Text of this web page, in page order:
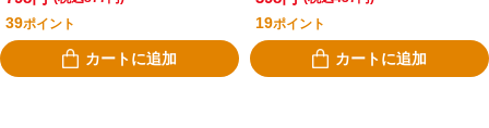
39ポイント
カートに追加
19ポイント
カートに追加